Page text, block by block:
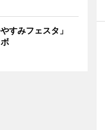
すみフェスタ」